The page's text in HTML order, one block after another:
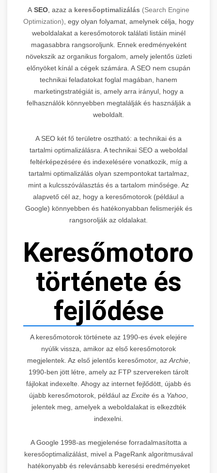
A SEO, azaz a keresőoptimalizálás (Search Engine
Optimization), egy olyan folyamat, amelynek célja, hogy
weboldalakat a keresőmotorok találati listáin minél
magasabbra rangsoroljunk. Ennek eredményeként
növekszik az organikus forgalom, amely jelentős üzleti
előnyöket kínál a cégek számára. A SEO nem csupán
technikai feladatokat foglal magában, hanem
marketingstratégiát is, amely arra irányul, hogy a
felhasználók könnyebben megtalálják és használják a
weboldalt.
A SEO két fő területre osztható: a technikai és a
tartalmi optimalizálásra. A technikai SEO a weboldal
feltérképezésére és indexelésére vonatkozik, míg a
tartalmi optimalizálás olyan szempontokat tartalmaz,
mint a kulcsszóválasztás és a tartalom minősége. Az
alapvető cél az, hogy a keresőmotorok (például a
Google) könnyebben és hatékonyabban felismerjék és
rangsorolják az oldalakat.
Keresőmotorok
története és
fejlődése
A keresőmotorok története az 1990-es évek elejére
nyúlik vissza, amikor az első keresőmotorok
megjelentek. Az első jelentős keresőmotor, azArchie,
1990-ben jött létre, amely az FTP szervereken tárolt
fájlokat indexelte. Ahogy az internet fejlődött, újabb és
újabb keresőmotorok, például az Excite és a Yahoo,
jelentek meg, amelyek a weboldalakat is elkezdték
indexelni.
A Google 1998-as megjelenése forradalmasította a
keresőoptimalizálást, mivel a PageRank algoritmusával
hatékonyabb és relevánsabb keresési eredményeket